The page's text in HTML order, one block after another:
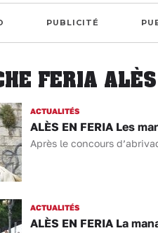
PUBLICITÉ
FERIA
ACTUALITÉS
ALÈS EN FERIA Les
Après le concours
ACTUALITÉS
ALÈS EN FERIA La